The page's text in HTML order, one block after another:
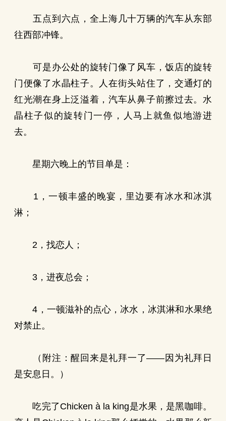
五点到六点，全上海几十万辆的汽车从东部
往西部冲锋。
可是办公处的旋转门像了风车，饭店的旋转
门便像了水晶柱子。人在街头站住了，交通灯的
红光潮在身上泛溢着，汽车从鼻子前擦过去。水
晶柱子似的旋转门一停，人马上就鱼似地游进
去。
星期六晚上的节目单是：
1，一顿丰盛的晚宴，里边要有冰水和冰淇
淋；
2，找恋人；
3，进夜总会；
4，一顿滋补的点心，冰水，冰淇淋和水果绝
对禁止。
（附注：醒回来是礼拜一了——因为礼拜日
是安息日。）
吃完了Chicken à la king是水果，是黑咖啡。